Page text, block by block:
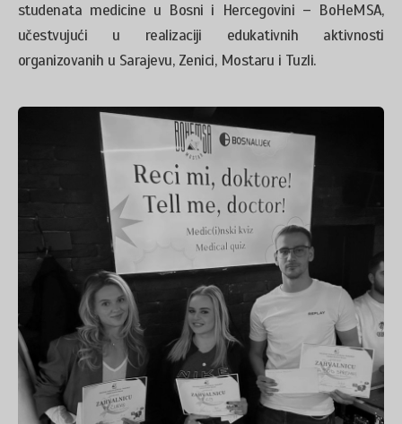
studenata medicine u Bosni i Hercegovini – BoHeMSA,
učestvujući u realizaciji edukativnih aktivnosti
organizovanih u Sarajevu, Zenici, Mostaru i Tuzli.